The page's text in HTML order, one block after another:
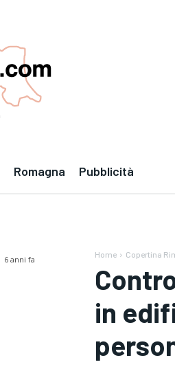
Romagna Pubblicità
6 anni fa Home Copertina
in